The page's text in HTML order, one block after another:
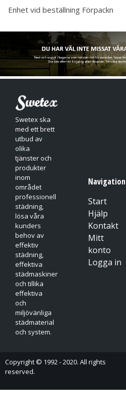
Enhet vid beställning Förpackn
Swetex ska
med ett brett
utbud av
olika
tjänster och
produkter
inom
området
professionell
städning,
lösa våra
kunders
behov av
effektiv
städning,
effektiva
städmaskiner
och tillika
effektiva
och
miljövänliga
städmaterial
och system.
Navigation
Start
Hjälp
Kontakt
Mitt
konto
Logga in
Copyright © 1992 - 2020. All rights
reserved.